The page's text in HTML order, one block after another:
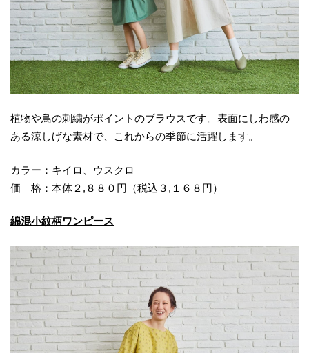
植物や鳥の刺繍がポイントのブラウスです。表面にしわ感の
ある涼しげな素材で、これからの季節に活躍します。
カラー：キイロ、ウスクロ
価 格：本体２,８８０円（税込３,１６８円）
綿混小紋柄ワンピース